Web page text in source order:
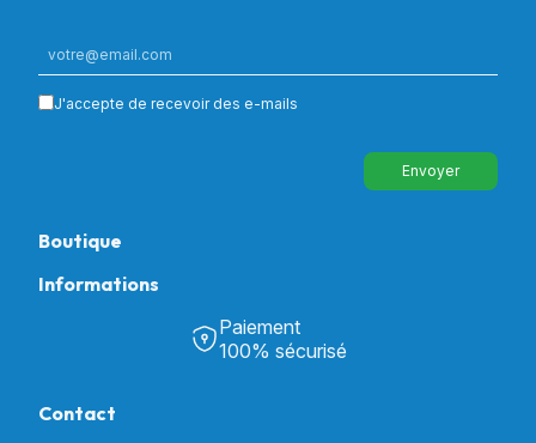
J'accepte de recevoir des e-mails
Envoyer
Boutique
Puériculture
Informations
Découvrir Univers Santé
Notre catalogue
Paiement
100% sécurisé
Contact